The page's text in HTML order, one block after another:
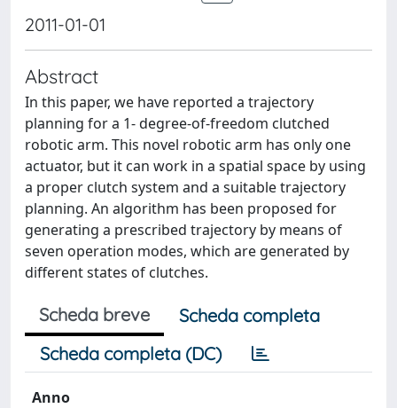
2011-01-01
Abstract
In this paper, we have reported a trajectory
planning for a 1- degree-of-freedom clutched
robotic arm. This novel robotic arm has only one
actuator, but it can work in a spatial space by using
a proper clutch system and a suitable trajectory
planning. An algorithm has been proposed for
generating a prescribed trajectory by means of
seven operation modes, which are generated by
different states of clutches.
Scheda breve
Scheda completa
Scheda completa (DC)
Anno